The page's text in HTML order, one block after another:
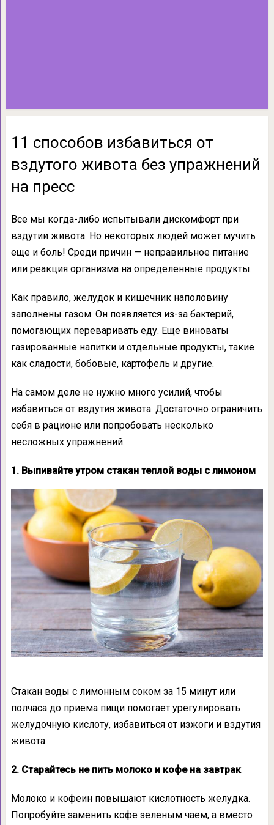
11 способов избавиться от
вздутого живота без упражнений
на пресс
Все мы когда-либо испытывали дискомфорт при
вздутии живота. Но некоторых людей может мучить
еще и боль! Среди причин — неправильное питание
или реакция организма на определенные продукты.
Как правило, желудок и кишечник наполовину
заполнены газом. Он появляется из-за бактерий,
помогающих переваривать еду. Еще виноваты
газированные напитки и отдельные продукты, такие
как сладости, бобовые, картофель и другие.
На самом деле не нужно много усилий, чтобы
избавиться от вздутия живота. Достаточно ограничить
себя в рационе или попробовать несколько
несложных упражнений.
1. Выпивайте утром стакан теплой воды с лимоном
Стакан воды с лимонным соком за 15 минут или
полчаса до приема пищи помогает урегулировать
желудочную кислоту, избавиться от изжоги и вздутия
живота.
2. Старайтесь не пить молоко и кофе на завтрак
Молоко и кофеин повышают кислотность желудка.
Попробуйте заменить кофе зеленым чаем, а вместо